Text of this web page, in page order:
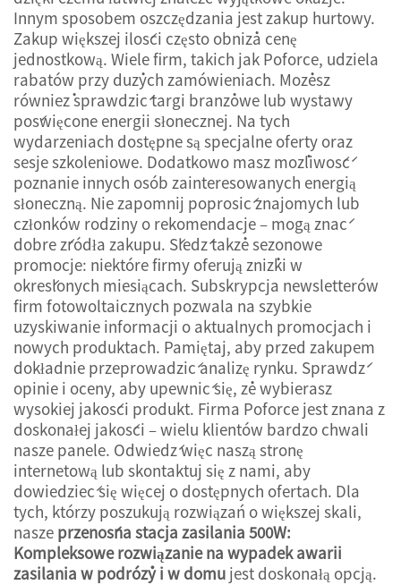
Innym sposobem oszczędzania jest zakup hurtowy.
Zakup większej ilości często obniża cenę
jednostkową. Wiele firm, takich jak Poforce, udziela
rabatów przy dużych zamówieniach. Możesz
również sprawdzić targi branżowe lub wystawy
poświęcone energii słonecznej. Na tych
wydarzeniach dostępne są specjalne oferty oraz
sesje szkoleniowe. Dodatkowo masz możliwość
poznanie innych osób zainteresowanych energią
słoneczną. Nie zapomnij poprosić znajomych lub
członków rodziny o rekomendacje – mogą znać
dobre źródła zakupu. Śledź także sezonowe
promocje: niektóre firmy oferują zniżki w
określonych miesiącach. Subskrypcja newsletterów
firm fotowoltaicznych pozwala na szybkie
uzyskiwanie informacji o aktualnych promocjach i
nowych produktach. Pamiętaj, aby przed zakupem
dokładnie przeprowadzić analizę rynku. Sprawdź
opinie i oceny, aby upewnić się, że wybierasz
wysokiej jakości produkt. Firma Poforce jest znana z
doskonałej jakości – wielu klientów bardzo chwali
nasze panele. Odwiedź więc naszą stronę
internetową lub skontaktuj się z nami, aby
dowiedzieć się więcej o dostępnych ofertach. Dla
tych, którzy poszukują rozwiązań o większej skali,
nasze przenośna stacja zasilania 500W:
Kompleksowe rozwiązanie na wypadek awarii
zasilania w podróży i w domu jest doskonałą opcją.